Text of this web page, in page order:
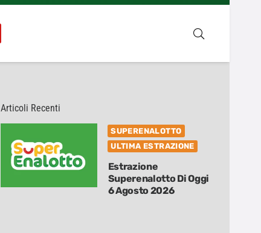
Articoli Recenti
SUPERENALOTTO
ULTIMA ESTRAZIONE
Estrazione
Superenalotto Di Oggi
6 Agosto 2026